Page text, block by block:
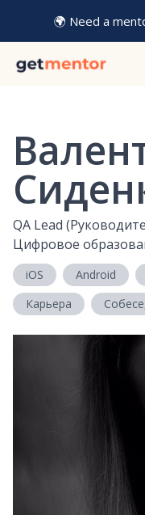
🌍 Need a
QA Lead
Цифровое
iOS Android
Карьера